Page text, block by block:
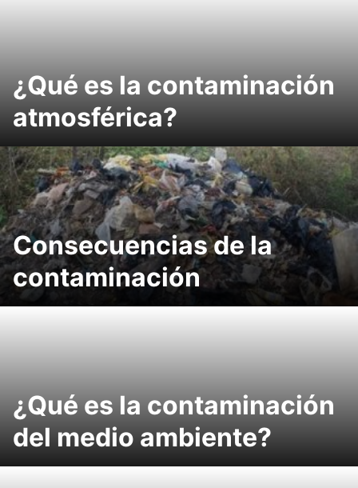
¿Qué es la contaminación
atmosférica?
Consecuencias de la
contaminación
¿Qué es la contaminación
del medio ambiente?